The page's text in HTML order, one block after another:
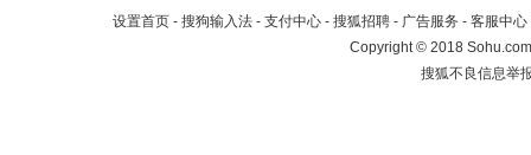
设置首页 - 搜狗输入法 - 支付中心 - 搜狐招聘 - 广告服务 - 客服中心
Copyright©2018
搜狐不良信息举